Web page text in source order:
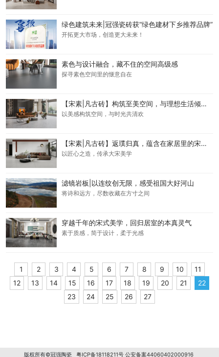
绿色建筑未来|冠强瓷砖获“绿色建材下乡推荐品牌”
开拓更大市场，创造更大未来！
素色与设计融合，藏不住的空间高级感
探寻素色空间里的惬意自在
【宋素|凡古砖】构筑至美空间，与理想生活倾心而遇
以美感构筑空间，与时光共清欢
【宋素|凡古砖】返璞归真，蕴含在家居里的宋风雅韵
以匠心之造，传承大宋美学
滤镜岩板|以连纹创无限，感受祖国大好河山
将诗和远方，尽数收藏在方寸之间
穿越千年的宋式美学，回归居室的本真灵气
素于质感，简于设计，柔于光感
1 2 3 4 5 6 7 8 9 10
11
12
13 14 15 16 17 18 19 20 21
22
23
24 25 26 27
版权所有©冠强陶瓷 粤ICP备18118211号 公安备案44060402000916